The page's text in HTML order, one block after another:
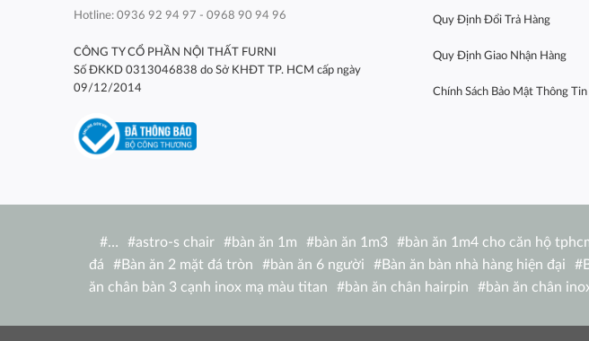
Hotline: 0936 92 94 97 - 0968 90 94 96
CÔNG TY CỔ PHẦN NỘI THẤT FURNI
Số ĐKKD 0313046838 do Sở KHĐT TP. HCM cấp ngày
09/12/2014
Quy Định Đổi Trả Hàng
Quy Định Giao Nhận Hàng
Chính Sách Bảo Mật Thông Tin
#… #astro-s chair #bàn ăn 1m #bàn ăn 1m3 #bàn ăn 1m4 cho căn hộ
đá
#Bàn ăn 2 mặt đá tròn #bàn ăn 6 người #Bàn ăn bàn nhà hàng hiện đại #
ăn chân bàn 3 cạnh inox mạ màu titan
#bàn ăn chân hairpin #bàn ăn chân